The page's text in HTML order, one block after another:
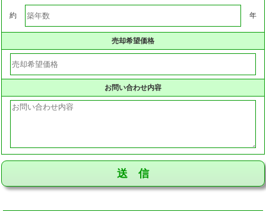
約 年
売却希望価格
お問い合わせ内容